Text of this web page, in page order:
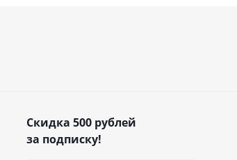
Скидка 500 рублей
за подписку!